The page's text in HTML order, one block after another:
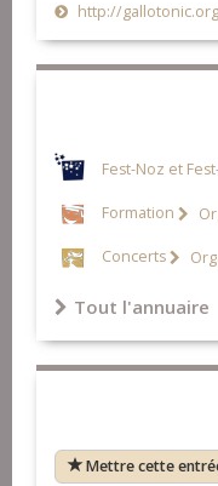
http://gallotonic.org
Fest-Noz et
Formation
Concerts
Tout l'annuaire
Mettre cette